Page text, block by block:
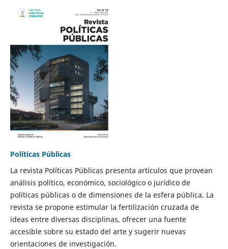
Políticas Públicas
La revista Políticas Públicas presenta artículos que provean
análisis político, económico, sociológico o jurídico de
políticas públicas o de dimensiones de la esfera pública. La
revista se propone estimular la fertilización cruzada de
ideas entre diversas disciplinas, ofrecer una fuente
accesible sobre su estado del arte y sugerir nuevas
orientaciones de investigación.